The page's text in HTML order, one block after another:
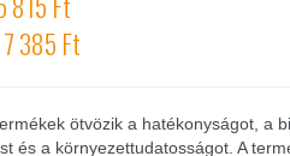
385 Ft
ötvözik a hatékonyságot, a
és a környezettudatosságot. A